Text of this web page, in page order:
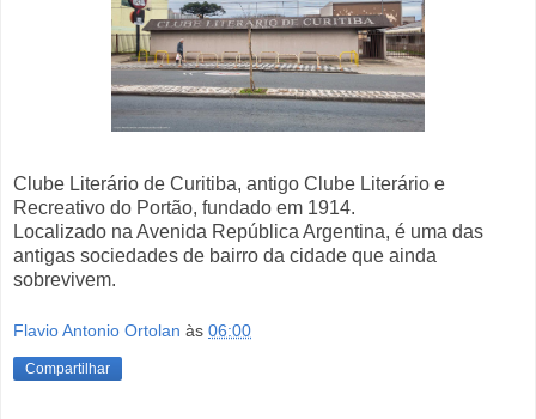
Clube Literário de Curitiba, antigo Clube Literário e
Recreativo do Portão, fundado em 1914.
Localizado na Avenida República Argentina, é uma das
antigas sociedades de bairro da cidade que ainda
sobrevivem.
Flavio Antonio Ortolan às 06:00
Compartilhar